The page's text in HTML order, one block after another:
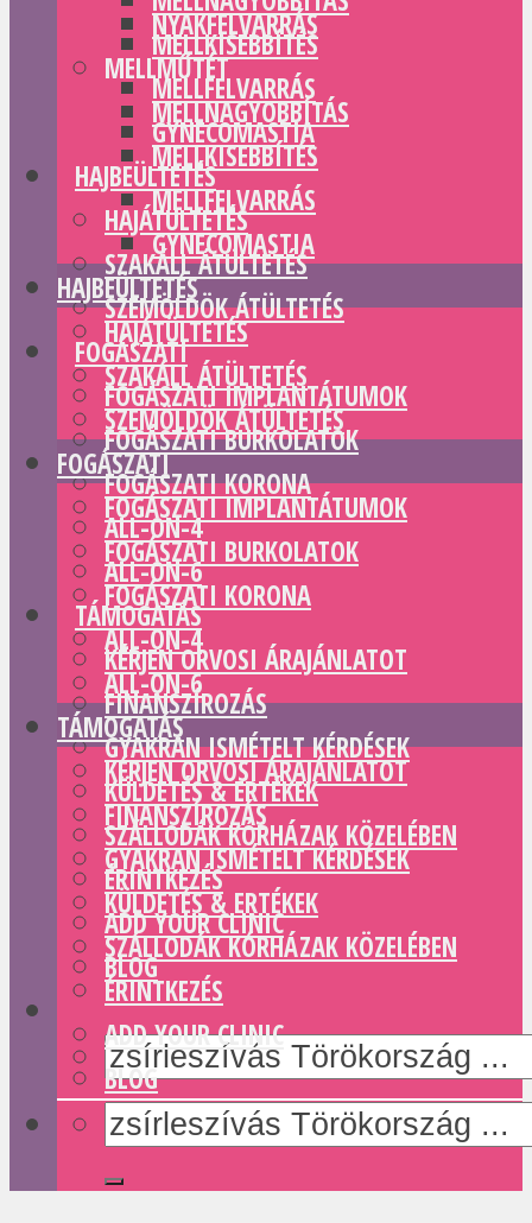
MELLKISEBBÍTÉS
MELLFELVARRÁS
GYNECOMASTIA
HAJBEÜLTETÉS
HAJÁTÜLTETÉS
SZAKÁLL ÁTÜLTETÉS
SZEMÖLDÖK ÁTÜLTETÉS
FOGÁSZATI
FOGÁSZATI IMPLANTÁTUMOK
FOGÁSZATI BURKOLATOK
FOGÁSZATI KORONA
ALL-ON-4
ALL-ON-6
TÁMOGATÁS
KÉRJEN ORVOSI ÁRAJÁNLATOT
FINANSZÍROZÁS
GYAKRAN ISMÉTELT KÉRDÉSEK
KÜLDETÉS & ERTÉKEK
SZÁLLODÁK KÓRHÁZAK KÖZELÉBEN
ÉRINTKEZÉS
ADD YOUR CLINIC
BLOG
NYAKFELVARRÁS
MELLMŰTÉT
MELLNAGYOBBÍTÁS
MELLKISEBBÍTÉS
MELLFELVARRÁS
GYNECOMASTIA
HAJBEÜLTETÉS
HAJÁTÜLTETÉS
SZAKÁLL ÁTÜLTETÉS
SZEMÖLDÖK ÁTÜLTETÉS
FOGÁSZATI
FOGÁSZATI IMPLANTÁTUMOK
FOGÁSZATI BURKOLATOK
FOGÁSZATI KORONA
ALL-ON-4
ALL-ON-6
TÁMOGATÁS
KÉRJEN ORVOSI ÁRAJÁNLATOT
FINANSZÍROZÁS
GYAKRAN ISMÉTELT KÉRDÉSEK
KÜLDETÉS & ERTÉKEK
SZÁLLODÁK KÓRHÁZAK KÖZELÉBEN
ÉRINTKEZÉS
ADD YOUR CLINIC
BLOG